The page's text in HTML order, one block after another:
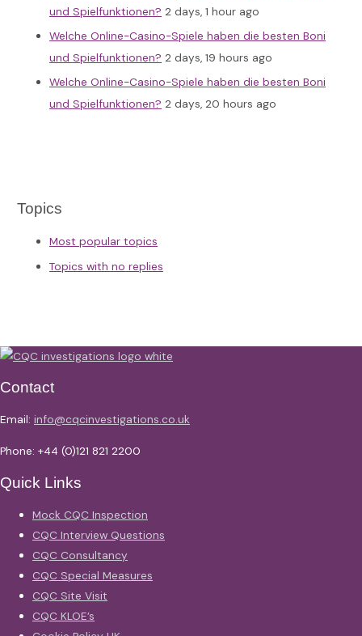
und Spielfunktionen? 2 days, 1 hour ago
Welche Online-Casino-Spiele haben die besten Boni
und Spielfunktionen? 2 days, 19 hours ago
Welche Online-Casino-Spiele haben die besten Boni
und Spielfunktionen? 2 days, 20 hours ago
Topics
Most popular topics
Topics with no replies
Contact
Email: info@cqcinvestigations.co.uk
Phone: +44 (0)121 821 2200
Quick Links
Mock CQC Inspection
CQC Interview Questions
CQC Consultancy
CQC Special Measures
CQC Site Visit
CQC KLOE’s